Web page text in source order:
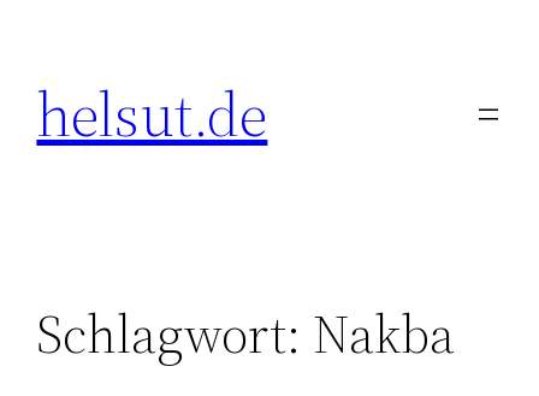
springen
helsut.de
Schlagwort: Nakba